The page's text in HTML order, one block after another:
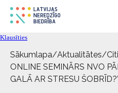
Tehniskie palīglīdzekļi
Aktualitātes
Klausīties
Sākumlapa/Aktualitātes/
ONLINE SEMINĀRS NVO
GALĀ AR STRESU